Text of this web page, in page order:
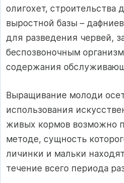
олигохет, строительства
выростной базы –
для разведения червей,
беспозвоночным
содержания
Выращивание молоди
использования
живых кормов возможно
методе, сущность
личинки и мальки
течение всего периода